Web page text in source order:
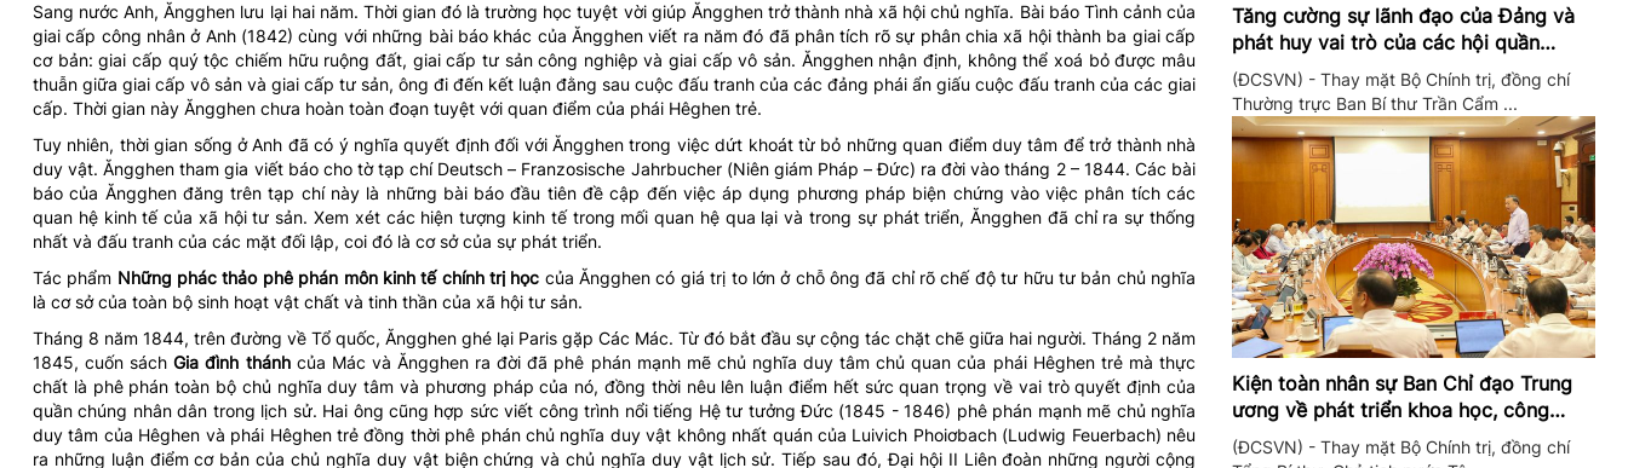
Sang nước Anh, Ăngghen lưu lại hai năm. Thời gian đó là trường học tuyệt vời giúp Ăngghen trở thành nhà xã hội chủ nghĩa. Bài báo Tình cảnh của
giai cấp công nhân ở Anh (1842) cùng với những bài báo khác của Ăngghen viết ra năm đó đã phân tích rõ sự phân chia xã hội thành ba giai cấp
cơ bản: giai cấp quý tộc chiếm hữu ruộng đất, giai cấp tư sản công nghiệp và giai cấp vô sản. Ăngghen nhận định, không thể xoá bỏ được mâu
thuẫn giữa giai cấp vô sản và giai cấp tư sản, ông đi đến kết luận đằng sau cuộc đấu tranh của các đảng phái ẩn giấu cuộc đấu tranh của các giai
cấp. Thời gian này Ăngghen chưa hoàn toàn đoạn tuyệt với quan điểm của phái Hêghen trẻ.
Tuy nhiên, thời gian sống ở Anh đã có ý nghĩa quyết định đối với Ăngghen trong việc dứt khoát từ bỏ những quan điểm duy tâm để trở thành nhà
duy vật. Ăngghen tham gia viết báo cho tờ tạp chí Deutsch – Franzosische Jahrbucher (Niên giám Pháp – Đức) ra đời vào tháng 2 – 1844. Các bài
báo của Ăngghen đăng trên tạp chí này là những bài báo đầu tiên đề cập đến việc áp dụng phương pháp biện chứng vào việc phân tích các
quan hệ kinh tế của xã hội tư sản. Xem xét các hiện tượng kinh tế trong mối quan hệ qua lại và trong sự phát triển, Ăngghen đã chỉ ra sự thống
nhất và đấu tranh của các mặt đối lập, coi đó là cơ sở của sự phát triển.
Tác phẩm Những phác thảo phê phán môn kinh tế chính trị học của Ăngghen có giá trị to lớn ở chỗ ông đã chỉ rõ chế độ tư hữu tư bản chủ nghĩa
là cơ sở của toàn bộ sinh hoạt vật chất và tinh thần của xã hội tư sản.
Tháng 8 năm 1844, trên đường về Tổ quốc, Ăngghen ghé lại Paris gặp Các Mác. Từ đó bắt đầu sự cộng tác chặt chẽ giữa hai người. Tháng 2 năm
1845, cuốn sáchGia đình thánhcủa Mác và Ăngghen ra đời đã phê phán mạnh mẽ chủ nghĩa duy tâm chủ quan của phái Hêghen trẻ mà thực
chất là phê phán toàn bộ chủ nghĩa duy tâm và phương pháp của nó, đồng thời nêu lên luận điểm hết sức quan trọng về vai trò quyết định của
quần chúng nhân dân trong lịch sử. Hai ông cũng hợp sức viết công trình nổi tiếng Hệ tư tưởng Đức (1845 - 1846) phê phán mạnh mẽ chủ nghĩa
duy tâm của Hêghen và phái Hêghen trẻ đồng thời phê phán chủ nghĩa duy vật không nhất quán của Luivich Phoiơbach (Ludwig Feuerbach) nêu
ra những luận điểm cơ bản của chủ nghĩa duy vật biện chứng và chủ nghĩa duy vật lịch sử. Tiếp sau đó, Đại hội II Liên đoàn những người cộng
Tăng cường sự lãnh đạo của Đảng và
phát huy vai trò của các hội quần
chúng trong giai đoạn phát triển mới
(ĐCSVN) - Thay mặt Bộ Chính trị, đồng chí
Thường trực Ban Bí thư Trần Cẩm ...
Kiện toàn nhân sự Ban Chỉ đạo Trung
ương về phát triển khoa học, công
nghệ, đổi mới sáng tạo và chuyển đổi
số
(ĐCSVN) - Thay mặt Bộ Chính trị, đồng chí